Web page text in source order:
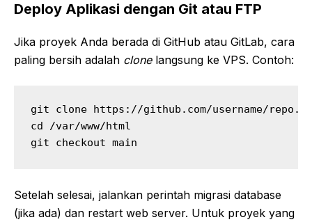
Deploy Aplikasi dengan Git atau FTP
Jika proyek Anda berada di GitHub atau GitLab, cara
paling bersih adalah clonelangsung ke VPS. Contoh:
git clone https://github.com/username/
cd /var/www/html
git checkout main
Setelah selesai, jalankan perintah migrasi database
(jika ada) dan restart web server. Untuk proyek yang